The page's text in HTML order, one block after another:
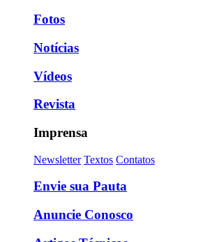
Fotos
Notícias
Vídeos
Revista
Imprensa
Newsletter Textos Contatos
Envie sua Pauta
Anuncie Conosco